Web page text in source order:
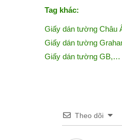
Tag khác:
Giấy dán tường Châu
Giấy dán tường
Giấy dán tường GB,…
Theo dõi